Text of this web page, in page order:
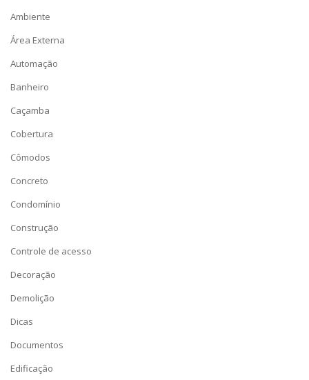
Ambiente
Área Externa
Automação
Banheiro
Caçamba
Cobertura
Cômodos
Concreto
Condomínio
Construção
Controle de acesso
Decoração
Demolição
Dicas
Documentos
Edificação